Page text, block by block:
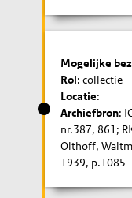
Mogelijke
Rol: collectie
Locatie:
Archiefbron:
nr.387, 861;
Olthoff,
1939, p.1085